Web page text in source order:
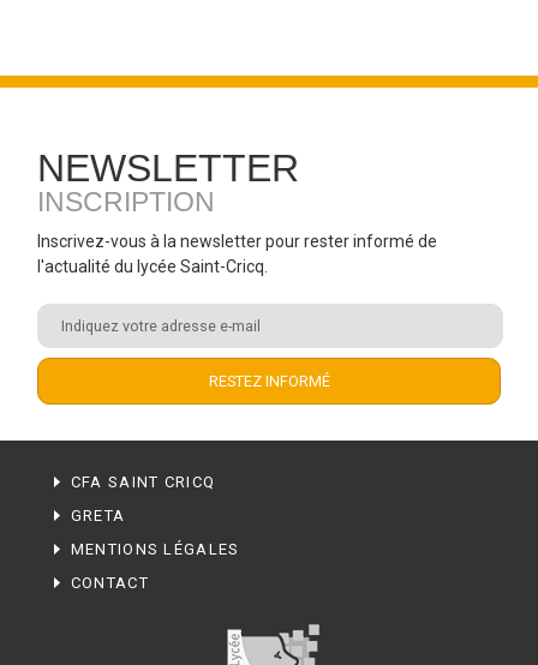
NEWSLETTER
INSCRIPTION
Inscrivez-vous à la newsletter pour rester informé de
l'actualité du lycée Saint-Cricq.
CFA SAINT CRICQ
GRETA
MENTIONS LÉGALES
CONTACT